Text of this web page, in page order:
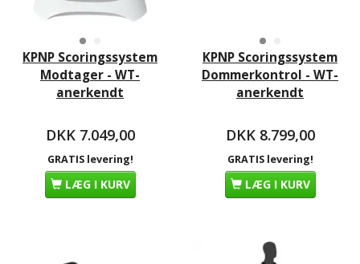
KPNP Scoringssystem
Modtager - WT-
anerkendt
DKK 7.049,00
GRATIS levering!
LÆG I KURV
KPNP Scoringssystem
Dommerkontrol - WT-
anerkendt
DKK 8.799,00
GRATIS levering!
LÆG I KURV